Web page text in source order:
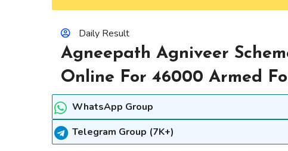
Daily Result
Agneepath Agniveer
Online For 46000 Armed
WhatsApp Group
Telegram Group (7K+)